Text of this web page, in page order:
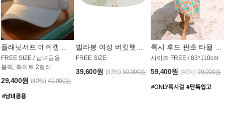
FREE SIZE / 남녀공용
블랙, 화이트 2컬러
29,400원 (40%) 49,000원
FREE SIZE
39,600원 (33%) 59,000원
사이즈 FREE / 83*110cm
59,400원 (40%) 99,000원